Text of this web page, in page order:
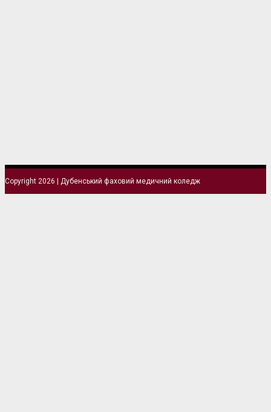
Copyright 2026 | Дубенський фаховий медичний коледж